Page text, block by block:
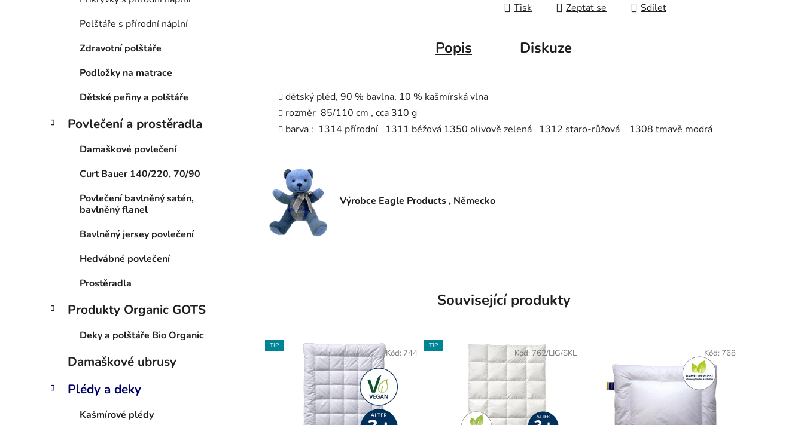
Polštáře s přírodní náplní
Zdravotní polštáře
Podložky na matrace
Dětské peřiny a polštáře
Povlečení a prostěradla
Damaškové povlečení
Curt Bauer 140/220, 70/90
Povlečení bavlněný satén,
bavlněný flanel
Bavlněný jersey povlečení
Hedvábné povlečení
Prostěradla
Produkty Organic GOTS
Deky a polštáře Bio Organic
Damaškové ubrusy
Plédy a deky
Kašmírové plédy
Tisk Zeptat se Sdílet
Popis Diskuze
dětský pléd, 90 % bavlna, 10 % kašmírská vlna
rozměr 85/110 cm , cca 310 g
barva : 1314 přírodní 1311 béžová 1350 olivově zelená 1312 staro-růžová 1308 tmavě modrá
Výrobce Eagle Products , Německo
Související produkty
TIP
Kód: 744
TIP
Kód: 762/LIG/SKL Kód: 768